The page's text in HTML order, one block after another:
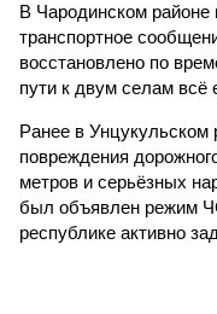
В Чародинском районе
транспортное
восстановлено по
пути к двум селам всё
Ранее в Унцукульском
повреждения
метров и серьёзных
был объявлен режим
республике активно